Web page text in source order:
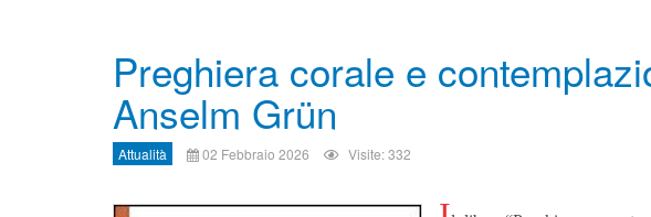
Preghiera corale e
Anselm Grün
Attualità 02 Febbraio 2026 Visite: 332